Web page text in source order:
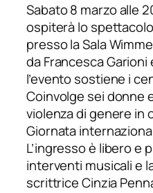
Sabato 8 marzo alle
ospiterà lo
presso la Sala
da Francesca Garioni
l’evento sostiene i
Coinvolge sei donne
violenza di genere in
Giornata
L’ingresso è libero e
interventi musicali e
scrittrice Cinzia